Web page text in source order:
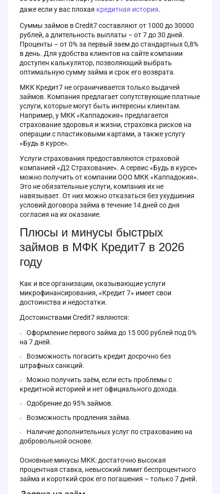
даже если у вас плохая кредитная история.
Суммы займов в Credit7 составляют от 1000 до 30000
рублей, а длительность выплаты – от 7 до 30 дней.
Проценты – от 0% за первый заем до стандартных 0,8%
в день. Для удобства клиентов на сайте компании
доступен калькулятор, позволяющий выбрать
оптимальную сумму займа и срок его возврата.
МКК Кредит7 не ограничивается только выдачей
займов. Компания предлагает сопутствующие платные
услуги, которые могут быть интересны клиентам.
Например, у МКК «Каппадокия» предлагается
страхование здоровья и жизни, страховка рисков на
операции с пластиковыми картами, а также услугу
«Будь в курсе».
Услуги страхования предоставляются страховой
компанией «Д2 Страхование». А сервис «Будь в курсе»
можно получить от компании ООО МКК «Каппадокия».
Это не обязательные услуги, компания их не
навязывает. От них можно отказаться без ухудшения
условий договора займа в течение 14 дней со дня
согласия на их оказание.
Плюсы и минусы быстрых
займов в МФК Кредит7 в 2026
году
Как и все организации, оказывающие услуги
микрофинансирования, «Кредит 7» имеет свои
достоинства и недостатки.
Достоинствами Credit7 являются:
Оформление первого займа до 15 000 рублей под 0%
на 7 дней.
Возможность погасить кредит досрочно без
штрафных санкций.
Можно получить заём, если есть проблемы с
кредитной историей и нет официального дохода.
Одобрение до 95% займов.
Возможность продления займа.
Наличие дополнительных услуг по страхованию на
добровольной основе.
Основные минусы МКК: достаточно высокая
процентная ставка, невысокий лимит беспроцентного
займа и короткий срок его погашения – только 7 дней.